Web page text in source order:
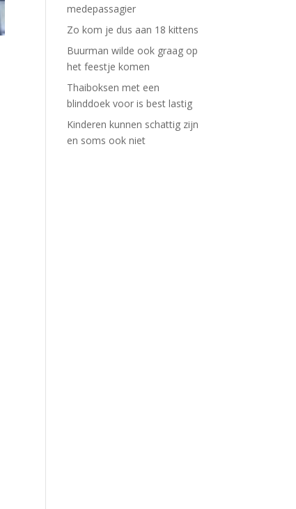
medepassagier
Zo kom je dus aan 18 kittens
Buurman wilde ook graag op
het feestje komen
Thaiboksen met een
blinddoek voor is best lastig
Kinderen kunnen schattig zijn
en soms ook niet